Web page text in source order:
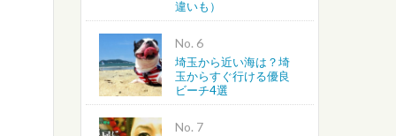
違いも）
No.
埼玉から近い海は？埼
玉からすぐ行ける優良
ビーチ4選
No.